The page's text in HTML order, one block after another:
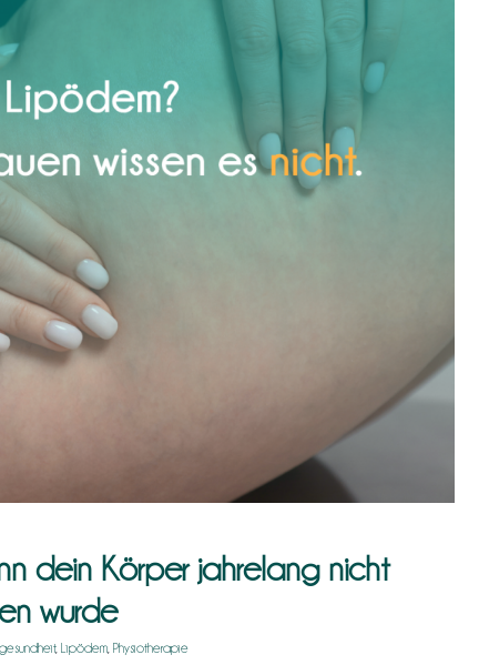
dein Körper jahrelang nicht ernst
genommen wurde
dein Körper jahrelang nicht
wurde
, Lipödem Physiotherapie